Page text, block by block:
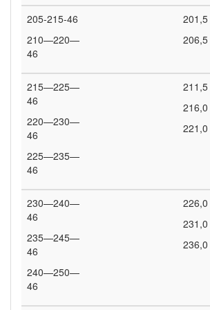
205-215-46
210—220—
46
201,5
206,5
215—225—
46
220—230—
46
225—235—
46
211,5
216,0
221,0
230—240—
46
235—245—
46
240—250—
46
226,0
231,0
236,0